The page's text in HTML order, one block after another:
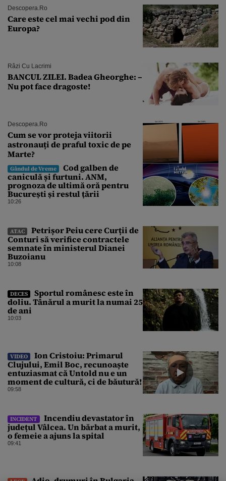
Descopera.ro
Care este cel mai vechi pod din
Europa?
Râzi Cu Lacrimi
BANCUL ZILEI. Badea Gheorghe: –
Nu pot face dragoste!
Descopera.ro
Cum se vor proteja viitorii
astronauți de praful toxic de pe
Marte?
Gândul de Vreme
Cod galben de
caniculă și furtuni. ANM,
prognoza de ultimă oră pentru
București și restul țării
10:26
ATAC
Petrișor Peiu cere Curții de
Conturi să verifice contractele
semnate în ministerul Dianei
Buzoianu
10:08
DECES
Sportul românesc este în
doliu. Tânărul a murit la numai 25
de ani
10:03
VIDEO
Ion Cristoiu: Primarul
Clujului, Emil Boc, recunoaște
entuziasmat că Untold nu e un
moment de cultură, ci de băutură!
09:58
INCIDENT
Incendiu devastator în
județul Vâlcea. Un bărbat a murit,
o femeie a ajuns la spital
09:41